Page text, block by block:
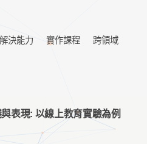
決能力 實作課程 跨領域
表現: 以線上教育實驗為例